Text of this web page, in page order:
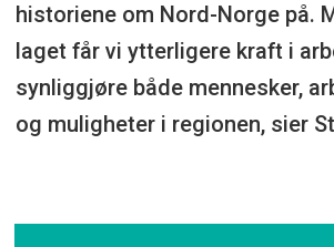
historiene om Nord-Norge på.
laget får vi ytterligere kraft i
synliggjøre både mennesker,
og muligheter i regionen, sier